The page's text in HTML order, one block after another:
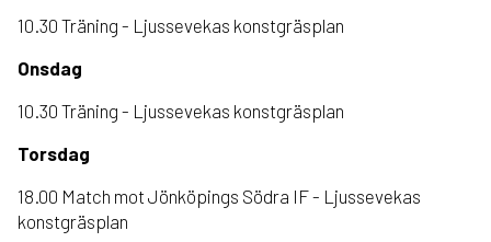
10.30 Träning - Ljussevekas konstgräsplan
Onsdag
10.30 Träning - Ljussevekas konstgräsplan
Torsdag
18.00 Match mot Jönköpings Södra IF - Ljussevekas
konstgräsplan